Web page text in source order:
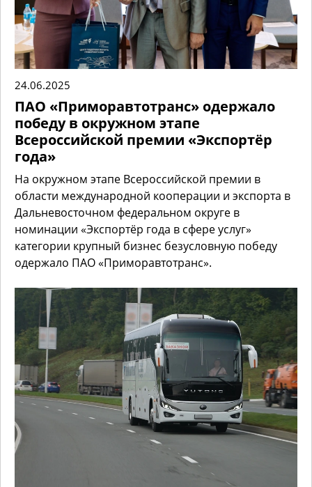
24.06.2025
ПАО «Приморавтотранс» одержало
победу в окружном этапе
Всероссийской премии «Экспортёр
года»
На окружном этапе Всероссийской премии в
области международной кооперации и экспорта в
Дальневосточном федеральном округе в
номинации «Экспортёр года в сфере услуг»
категории крупный бизнес безусловную победу
одержало ПАО «Приморавтотранс».